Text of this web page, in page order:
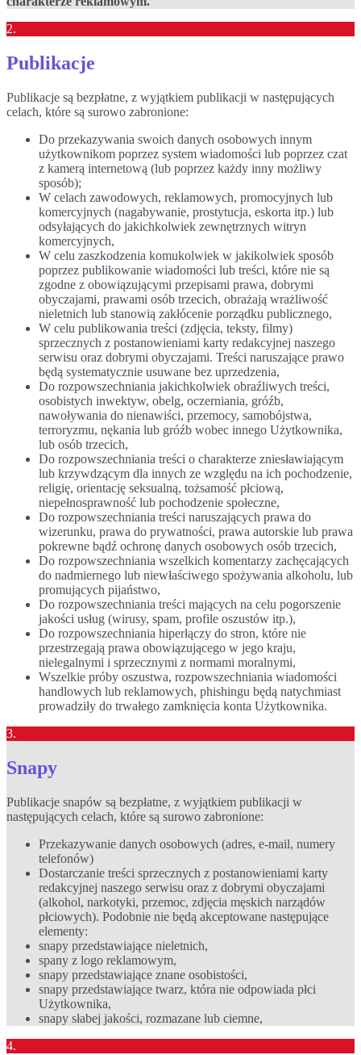
2.
Publikacje
Publikacje są bezpłatne, z wyjątkiem publikacji w następujących
celach, które są surowo zabronione:
Do przekazywania swoich danych osobowych innym
użytkownikom poprzez system wiadomości lub poprzez czat
z kamerą internetową (lub poprzez każdy inny możliwy
sposób);
W celach zawodowych, reklamowych, promocyjnych lub
komercyjnych (nagabywanie, prostytucja, eskorta itp.) lub
odsyłających do jakichkolwiek zewnętrznych witryn
komercyjnych,
W celu zaszkodzenia komukolwiek w jakikolwiek sposób
poprzez publikowanie wiadomości lub treści, które nie są
zgodne z obowiązującymi przepisami prawa, dobrymi
obyczajami, prawami osób trzecich, obrażają wrażliwość
nieletnich lub stanowią zakłócenie porządku publicznego,
W celu publikowania treści (zdjęcia, teksty, filmy)
sprzecznych z postanowieniami karty redakcyjnej naszego
serwisu oraz dobrymi obyczajami. Treści naruszające prawo
będą systematycznie usuwane bez uprzedzenia,
Do rozpowszechniania jakichkolwiek obraźliwych treści,
osobistych inwektyw, obelg, oczerniania, gróźb,
nawoływania do nienawiści, przemocy, samobójstwa,
terroryzmu, nękania lub gróźb wobec innego Użytkownika,
lub osób trzecich,
Do rozpowszechniania treści o charakterze zniesławiającym
lub krzywdzącym dla innych ze względu na ich pochodzenie,
religię, orientację seksualną, tożsamość płciową,
niepełnosprawność lub pochodzenie społeczne,
Do rozpowszechniania treści naruszających prawa do
wizerunku, prawa do prywatności, prawa autorskie lub prawa
pokrewne bądź ochronę danych osobowych osób trzecich,
Do rozpowszechniania wszelkich komentarzy zachęcających
do nadmiernego lub niewłaściwego spożywania alkoholu, lub
promujących pijaństwo,
Do rozpowszechniania treści mających na celu pogorszenie
jakości usług (wirusy, spam, profile oszustów itp.),
Do rozpowszechniania hiperłączy do stron, które nie
przestrzegają prawa obowiązującego w jego kraju,
nielegalnymi i sprzecznymi z normami moralnymi,
Wszelkie próby oszustwa, rozpowszechniania wiadomości
handlowych lub reklamowych, phishingu będą natychmiast
prowadziły do trwałego zamknięcia konta Użytkownika.
3.
Snapy
Publikacje snapów są bezpłatne, z wyjątkiem publikacji w
następujących celach, które są surowo zabronione:
Przekazywanie danych osobowych (adres, e-mail, numery
telefonów)
Dostarczanie treści sprzecznych z postanowieniami karty
redakcyjnej naszego serwisu oraz z dobrymi obyczajami
(alkohol, narkotyki, przemoc, zdjęcia męskich narządów
płciowych). Podobnie nie będą akceptowane następujące
elementy:
snapy przedstawiające nieletnich,
spany z logo reklamowym,
snapy przedstawiające znane osobistości,
snapy przedstawiające twarz, która nie odpowiada płci
Użytkownika,
snapy słabej jakości, rozmazane lub ciemne,
4.